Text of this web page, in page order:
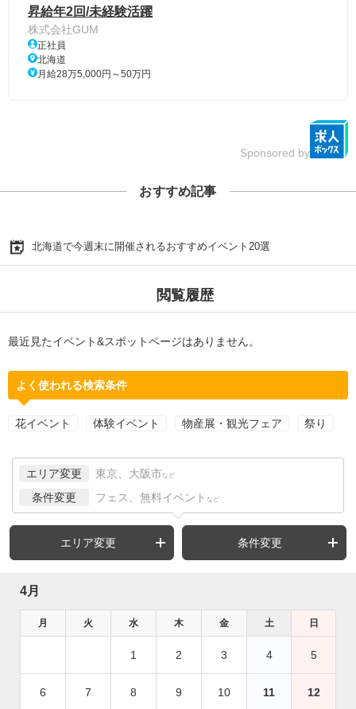
昇給年2回/未経験活躍
株式会社GUM
正社員
北海道
月給28万5,000円～50万円
Sponsored by
おすすめ記事
北海道で今週末に開催されるおすすめイベント20選
閲覧履歴
最近見たイベント&スポットページはありません。
よく使われる検索条件
花イベント 体験イベント 物産展・観光フェア 祭り
エリア変更 東京、大阪市 など
条件変更 フェス、無料イベント など
エリア変更 条件変更
4月
月 火 水 木 金 土 日
1 2 3 4 5
6 7 8 9 10 11 12